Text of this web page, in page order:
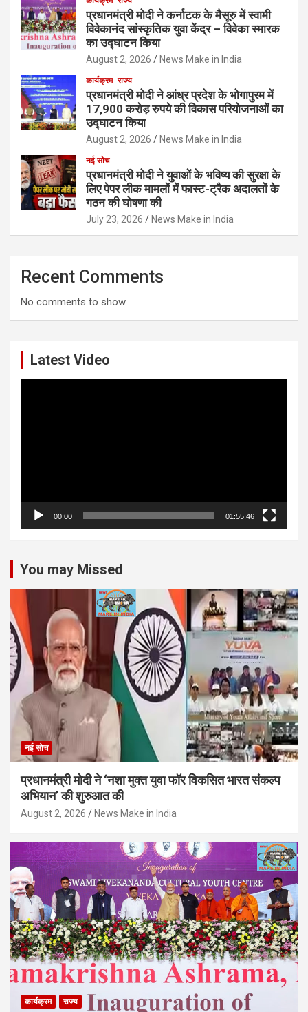
प्रधानमंत्री मोदी ने कर्नाटक के मैसूरु में स्वामी
विवेकानंद सांस्कृतिक युवा केंद्र – विवेका स्मारक
का उद्घाटन किया
August 2, 2026 News Make in India
कार्यक्रम राज्य
प्रधानमंत्री मोदी ने आंध्र प्रदेश के भोगापुरम में
17,900 करोड़ रुपये की विकास परियोजनाओं का
उद्घाटन किया
August 2, 2026 News Make in India
नई सोच
प्रधानमंत्री मोदी ने युवाओं के भविष्य की सुरक्षा के
लिए पेपर लीक मामलों में फास्ट-ट्रैक अदालतों के
गठन की घोषणा की
July 23, 2026 News Make in India
Recent Comments
No comments to show.
Latest Video
00:00 01:55:46
You may Missed
नई सोच
प्रधानमंत्री मोदी ने ‘नशा मुक्त युवा फॉर विकसित भारत संकल्प
अभियान’ की शुरुआत की
August 2, 2026 News Make in India
कार्यक्रम राज्य